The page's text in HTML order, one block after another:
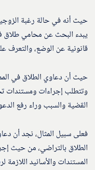
حيث أنه في حالة رغبة
يبدء البحث عن محامي طلاق
قانونية عن الوضع، والتعرف
حيث أن دعاوي الطلاق في
وتتطلب إجراءات
القضية والسبب وراء رفع
فعلى سبيل المثال، نجد أن
الطلاق بالتراضي، من حيث
المستندات والأسانيد اللازمة